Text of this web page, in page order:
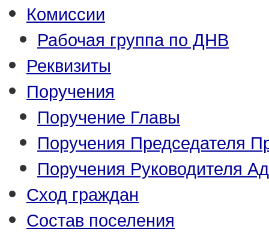
Комиссии
Рабочая группа по ДНВ
Реквизиты
Поручения
Поручение Главы
Поручения Председателя
Поручения Руководителя
Сход граждан
Состав поселения